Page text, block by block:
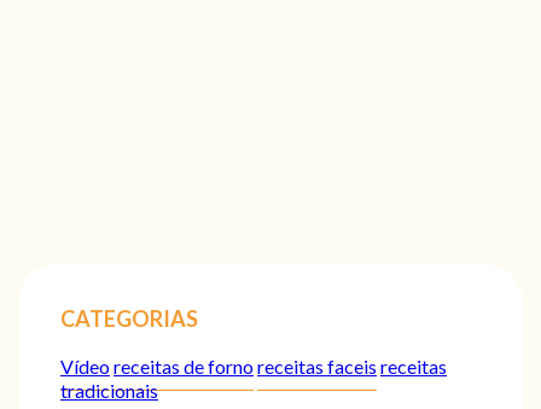
CATEGORIAS
Vídeoreceitas de fornoreceitas faceis receitas
tradicionais